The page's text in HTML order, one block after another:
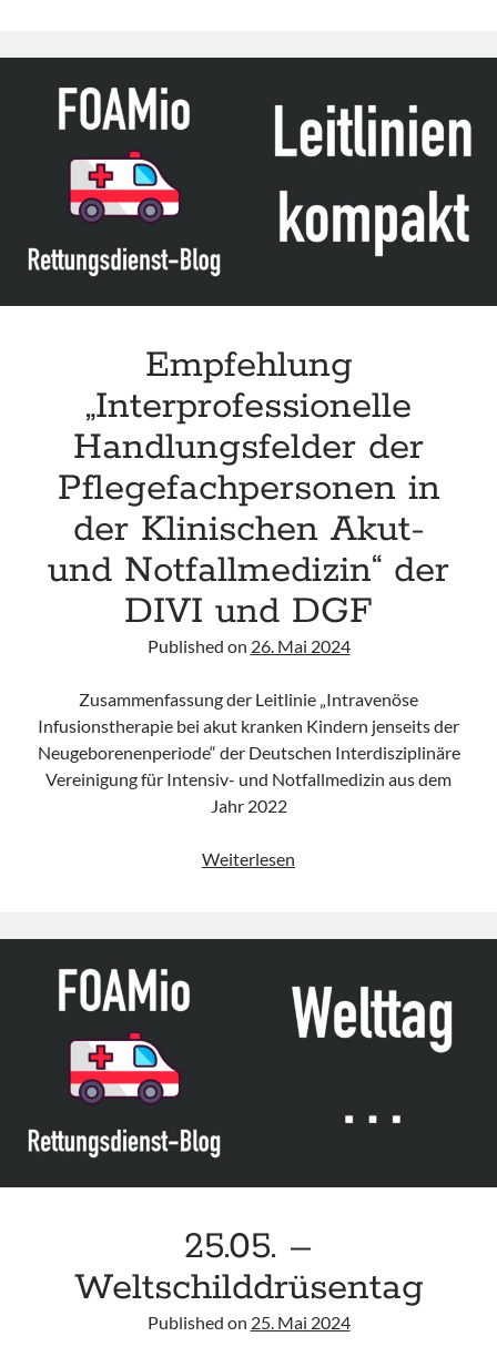
Medicine
(„Auch
der
Klimawandel
ein
gesundheitlicher
Empfehlung
„Interprofessionelle
Handlungsfelder der
Pflegefachpersonen in
der Klinischen Akut-
und Notfallmedizin“ der
DIVI und DGF
Published on 26. Mai 2024
Zusammenfassung der Leitlinie „Intravenöse
Infusionstherapie bei akut kranken Kindern jenseits der
Neugeborenenperiode“ der Deutschen Interdisziplinäre
Vereinigung für Intensiv- und Notfallmedizin aus dem
Jahr 2022
Weiterlesen
der
in
der
Klinischen
Notfallmedizin“
25.05. –
Weltschilddrüsentag
Published on 25. Mai 2024